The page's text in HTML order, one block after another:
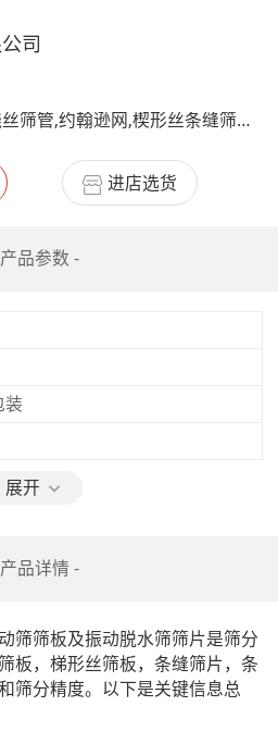
司
楔形丝滤芯,绕丝筛管,约翰逊网,楔形丝条缝筛板,约翰逊滤芯,中排绕丝管,不锈钢滤元,缠丝滤水管,自动反冲洗过滤器滤芯,进口比利时Trislot滤芯,污水处理格栅楔形筛网滤筒,油脂浸出器栅板
进店选货
品参数 -
装
展开
品详情 -
筛筛板及振动脱水筛筛片是筛分
板，梯形丝筛板，条缝筛片，条
筛分精度。以下是关键信息总